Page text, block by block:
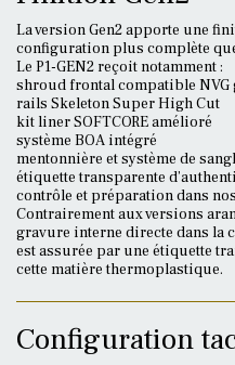
La version Gen2 apporte une
configuration plus complète
Le P1-GEN2 reçoit notamment :
shroud frontal compatible NVG
rails Skeleton Super High Cut
kit liner SOFTCORE amélioré
système BOA intégré
mentonnière et système de
étiquette transparente
contrôle et préparation dans
Contrairement aux versions
gravure interne directe dans la
est assurée par une étiquette
cette matière thermoplastique.
Configuration